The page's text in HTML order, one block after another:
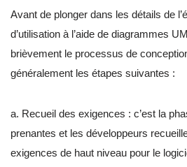
Avant de plonger dans les détails de
d’utilisation à l’aide de diagrammes
brièvement le processus de
généralement les étapes suivantes :
a. Recueil des exigences : c’est la
prenantes et les développeurs
exigences de haut niveau pour le